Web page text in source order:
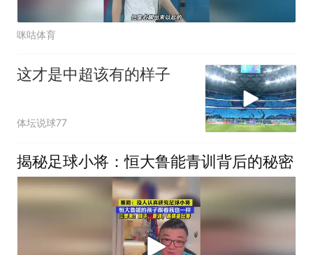
咪咕体育
这才是中超该有的样子
体坛说球77
揭秘足球小将：恒大鲁能青训背后的秘密